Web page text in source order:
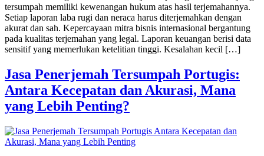
tersumpah memiliki kewenangan hukum atas hasil terjemahannya.
Setiap laporan laba rugi dan neraca harus diterjemahkan dengan
akurat dan sah. Kepercayaan mitra bisnis internasional bergantung
pada kualitas terjemahan yang legal. Laporan keuangan berisi data
sensitif yang memerlukan ketelitian tinggi. Kesalahan kecil […]
Jasa Penerjemah Tersumpah Portugis:
Antara Kecepatan dan Akurasi, Mana
yang Lebih Penting?